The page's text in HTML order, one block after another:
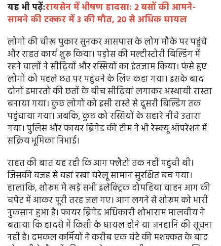
यह भी पढ़ें:रायसेन में भीषण हादसा: 2 बसों की आमने-
सामने की टक्कर में 3 की मौत, 20 से अधिक घायल
लोगों की चीख पुकार सुनकर आसपास के लोग मौके पर पहुंचे
और राहत कार्य शुरू किया। पड़ोस की मल्टीस्टोरी बिल्डिंग में
रहने वालों ने सीढ़ियों और रस्सियों का इंतजाम किया। फंसे हुए
लोगों को पहले छत पर पहुंचने के लिए कहा गया। इसके बाद
दोनों इमारतों की छतों के बीच सीढ़ियां लगाकर अस्थायी रास्ता
बनाया गया। कुछ लोगों को इसी रास्ते से दूसरी बिल्डिंग तक
पहुंचाया गया। जबकि, कुछ को रस्सियों के सहारे नीचे उतारा
गया। पुलिस और फायर ब्रिगेड की टीम ने भी रेस्क्यू ऑपरेशन में
सक्रिय भूमिका निभाई।
राहत की बात यह रही कि आग फ्लैटों तक नहीं पहुंची थी।
जिसकी वजह से वहां रखा घरेलू सामान सुरक्षित बच गया।
हालांकि, शोरूम में खड़े सभी इलेक्ट्रिक दोपहिया वाहन आग की
चपेट में आकर पूरी तरह जल गए। आग लगने से शोरूम को भारी
नुकसान हुआ है। फायर ब्रिगेड अधिकारी शोभाराम मालवीय ने
बताया कि हादसे में किसी के घायल होने या जनहानि की सूचना
नहीं है। दमकल कर्मियों ने करीब एक घंटे की मशक्कत के बाद